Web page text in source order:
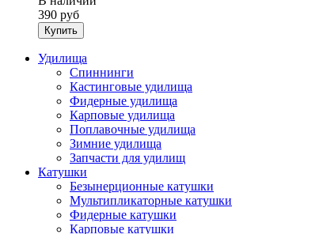
390 руб
Купить
Удилища
Спиннинги
Кастинговые удилища
Фидерные удилища
Карповые удилища
Поплавочные удилища
Зимние удилища
Запчасти для удилищ
Катушки
Безынерционные катушки
Мультипликаторные катушки
Фидерные катушки
Карповые катушки